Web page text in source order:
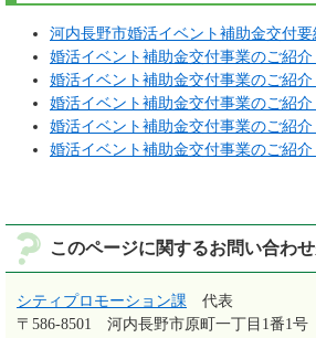
河内長野市婚活イベント補助金交付要
婚活イベント補助金交付事業のご紹介
婚活イベント補助金交付事業のご紹介
婚活イベント補助金交付事業のご紹介
婚活イベント補助金交付事業のご紹介
婚活イベント補助金交付事業のご紹介
このページに関するお問い合わ
シティプロモーション課
代表
〒586-8501
河内長野市原町一丁目1番1号